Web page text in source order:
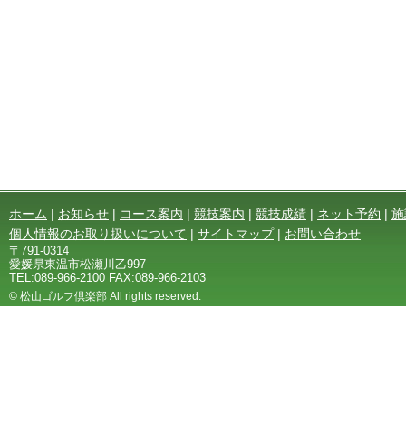
ホーム | お知らせ | コース案内 | 競技案内 | 競技成績 | ネット予約 |
個人情報のお取り扱いについて | サイトマップ | お問い合わせ
〒791-0314
愛媛県東温市松瀬川乙997
TEL:089-966-2100 FAX:089-966-2103
© 松山ゴルフ倶楽部 All rights reserved.